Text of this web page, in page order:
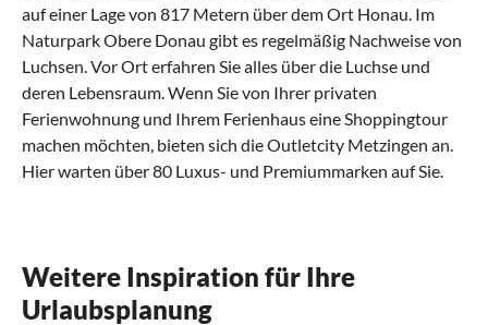
auf einer Lage von 817 Metern über dem Ort Honau. Im
Naturpark Obere Donau gibt es regelmäßig Nachweise von
Luchsen. Vor Ort erfahren Sie alles über die Luchse und
deren Lebensraum. Wenn Sie von Ihrer privaten
Ferienwohnung und Ihrem Ferienhaus eine Shoppingtour
machen möchten, bieten sich die Outletcity Metzingen an.
Hier warten über 80 Luxus- und Premiummarken auf Sie.
Highlights in der Schwäbischen Alb
In der Schwäbischen Alb erwartet Sie ein neben einer
Familienurlaub in der Schwäbischen Alb – ein
Erlebnis für Kinder
Kulinarische Spezialitäten im Schwabenland
Die schwäbische Küche ist deftig und bodenständig. Früher
Kunst und Kultur – Mythos Schwäbische Alb
Die Schwäbische Alb ist ein Ort der Künstler, Dichter und
So gelingt die problemlose Anreise in die
Schwäbische Alb
Weitere Inspiration für Ihre
Urlaubsplanung